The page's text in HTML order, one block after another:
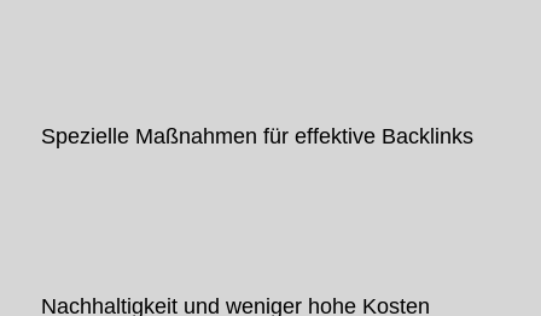
Spezielle Maßnahmen für effektive Backlinks
Nachhaltigkeit und weniger hohe Kosten